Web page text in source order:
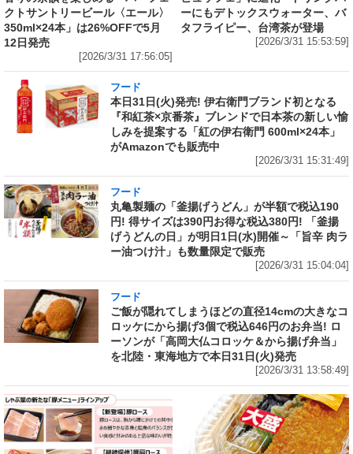
クトサントリービール〈エール〉
350ml×24本」は26%OFFで5月
12日発売
[2026/3/31 17:56:05]
ーにもデトックスウォーター、バ
タフライピー、台湾茶が登場
[2026/3/31 15:53:59]
フード
本日31日(火)発売! 伊右衛門ブランド初となる
『和紅茶×京番茶』ブレンドで日本茶の新しい愉
しみを提案する「紅の伊右衛門 600ml×24本」
がAmazonでも販売中
[2026/3/31 15:31:49]
フード
丸亀製麺の「釜揚げうどん」が半額で税込190
円! 得サイズは390円お得な税込380円! 「釜揚
げうどんの日」が明日1日(水)開催～「旨辛 肉ラ
ー油つけ汁」も数量限定で販売
[2026/3/31 15:04:04]
フード
ご飯が隠れてしまうほどの直径14cmの大きなコ
ロッケにから揚げ3個で税込646円のお弁当! ロ
ーソンが「高岡大仏コロッケ＆から揚げ弁当」
を北陸・東海地方で本日31日(火)発売
[2026/3/31 13:58:49]